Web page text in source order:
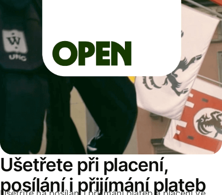
Ušetřete při placení,
posílání i přijímání plateb